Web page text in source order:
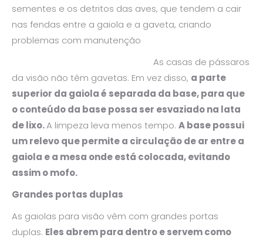
sementes e os detritos das aves, que tendem a cair
nas fendas entre a gaiola e a gaveta, criando
problemas com manutenção
As casas de pássaros
da visão não têm gavetas. Em vez disso, a parte
superior da gaiola é separada da base, para que
o conteúdo da base possa ser esvaziado na lata
de lixo.A limpeza leva menos tempo. A base possui
um relevo que permite a circulação de ar entre a
gaiola e a mesa onde está colocada, evitando
assim o mofo.
Grandes portas duplas
As gaiolas para visão vêm com grandes portas
duplas. Eles abrem para dentro e servem como